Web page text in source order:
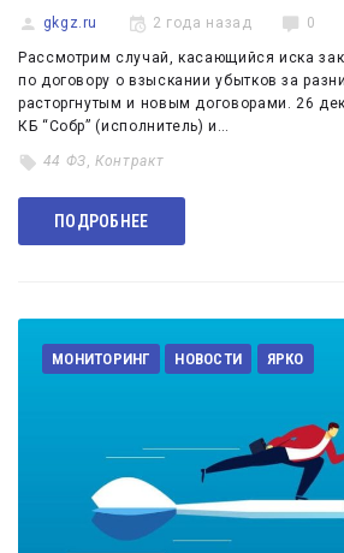
gkgz.ru 2 года назад 0
Рассмотрим случай, касающийся иска
по договору о взыскании убытков за
расторгнутым и новым договорами. 26
КБ “Собр” (исполнитель) и…
44 ФЗ,Контракт
ПОДРОБНЕЕ
МОНИТОРИНГ НОВОСТИ ЯРКО